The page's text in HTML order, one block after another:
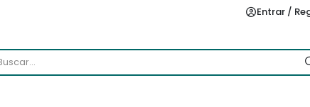
Entrar /